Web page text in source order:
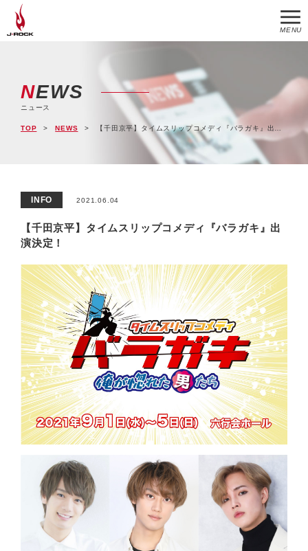
MENU
NEWS
ニュース
TOP NEWS 【千田京平】タイムスリップコメディ『バラガキ』出演決定！
INFO 2021.06.04
【千田京平】タイムスリップコメディ『バラガキ』出
演決定！